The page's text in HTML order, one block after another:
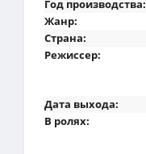
Год производства:
Жанр:
Страна:
Режиссер:
Дата выхода:
В ролях: